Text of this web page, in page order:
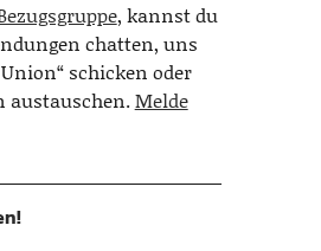
, kannst du
chatten, uns
schicken oder
austauschen.Melde